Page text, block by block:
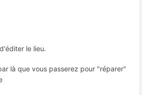
le lieu.
là que vous passerez pour "réparer"